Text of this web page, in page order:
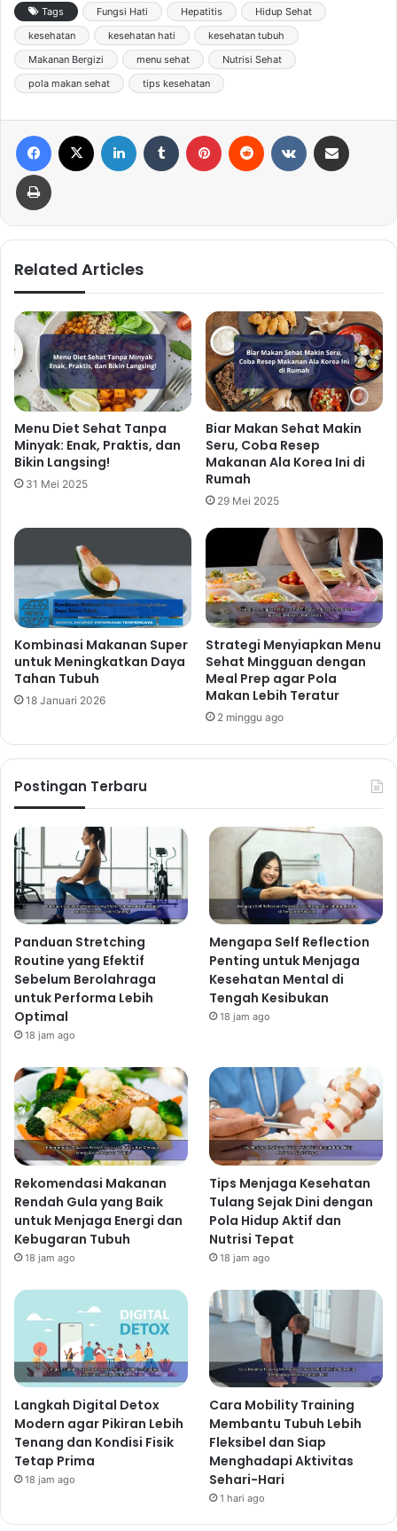
Tags Fungsi Hati Hepatitis
Hidup Sehat
kesehatan
kesehatan hati
kesehatan tubuh
Makanan Bergizi
menu sehat
Nutrisi Sehat
pola makan sehat
tips kesehatan
Related Articles
Menu Diet Sehat Tanpa
Minyak: Enak, Praktis, dan
Bikin Langsing!
31 Mei 2025
Biar Makan Sehat Makin
Seru, Coba Resep
Makanan Ala Korea Ini di
Rumah
29 Mei 2025
Kombinasi Makanan Super
untuk Meningkatkan Daya
Tahan Tubuh
18 Januari 2026
Strategi Menyiapkan Menu
Sehat Mingguan dengan
Meal Prep agar Pola
Makan Lebih Teratur
2 minggu ago
Postingan Terbaru
Panduan Stretching
Routine yang Efektif
Sebelum Berolahraga
untuk Performa Lebih
Optimal
18 jam ago
Mengapa Self Reflection
Penting untuk Menjaga
Kesehatan Mental di
Tengah Kesibukan
18 jam ago
Rekomendasi Makanan
Rendah Gula yang Baik
untuk Menjaga Energi dan
Kebugaran Tubuh
18 jam ago
Tips Menjaga Kesehatan
Tulang Sejak Dini dengan
Pola Hidup Aktif dan
Nutrisi Tepat
18 jam ago
Langkah Digital Detox
Modern agar Pikiran Lebih
Tenang dan Kondisi Fisik
Tetap Prima
18 jam ago
Cara Mobility Training
Membantu Tubuh Lebih
Fleksibel dan Siap
Menghadapi Aktivitas
Sehari-Hari
1 hari ago